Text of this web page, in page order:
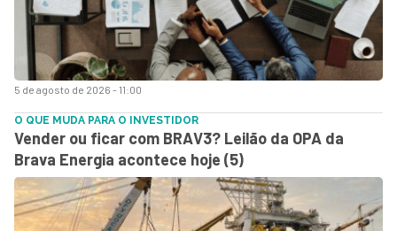
5 de agosto de 2026 - 11:00
O QUE MUDA PARA O INVESTIDOR
Vender ou ficar com BRAV3? Leilão da OPA da
Brava Energia acontece hoje (5)